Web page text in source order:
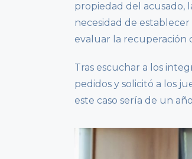
propiedad del acusado,
necesidad de
evaluar la recuperación
Tras escuchar a los
pedidos y solicitó a los
este caso sería de un